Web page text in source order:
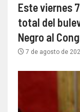
Este viernes
total del
Negro al
7 de agosto de